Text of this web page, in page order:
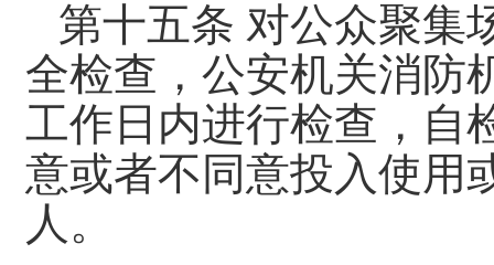
第十五条 对公众聚集
全检查，公安机关消防
工作日内进行检查，自
意或者不同意投入使用
人。